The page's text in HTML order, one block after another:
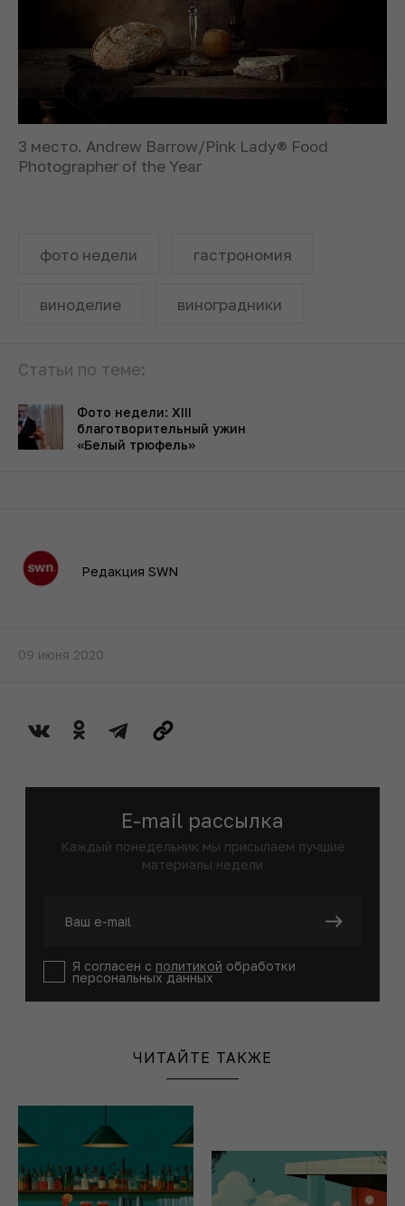
3 место. Andrew Barrow/Pink Lady® Food
Photographer of the Year
фото недели гастрономия
виноделие виноградники
Статьи по теме:
Фото недели: XIII
благотворительный ужин
«Белый трюфель»
Редакция SWN
09 июня 2020
E-mail рассылка
Каждый понедельник мы присылаем лучшие
материалы недели
Я согласен с политикой обработки
персональных данных
ЧИТАЙТЕ ТАКЖЕ